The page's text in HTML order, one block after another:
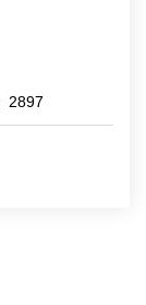
2897